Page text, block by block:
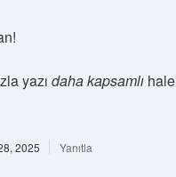
yazı daha kapsamlıhale
2025 Yanıtla